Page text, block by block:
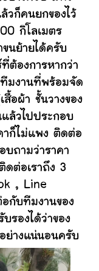
วก็คนยกของไว้
กิโลเมตร
นย้ายได้ครับ
ที่ต้องการหากว่า
มงานที่พร้อมจัด
อผ้า ชั้นวางของ
ล้วไปประกอบ
าก็ไม่แพง ติดต่อ
บถามว่าราคา
ดต่อเราถึง 3
, Line
กับทีมงานของ
รองได้ว่าของ
ย่างแน่นอนครับ